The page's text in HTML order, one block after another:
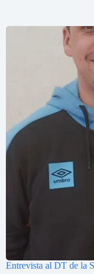
Entrevista al DT de la